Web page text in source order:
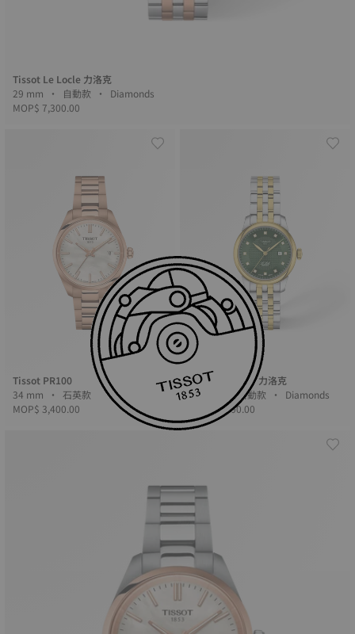
Tissot Le Locle 力洛克
29 mm • 自動款 • Diamonds
MOP$ 7,300.00
Tissot PR100
34 mm • 石英款
MOP$ 3,400.00
Tissot Le Locle 力洛克
29 mm • 自動款 • Diamonds
MOP$ 7,300.00